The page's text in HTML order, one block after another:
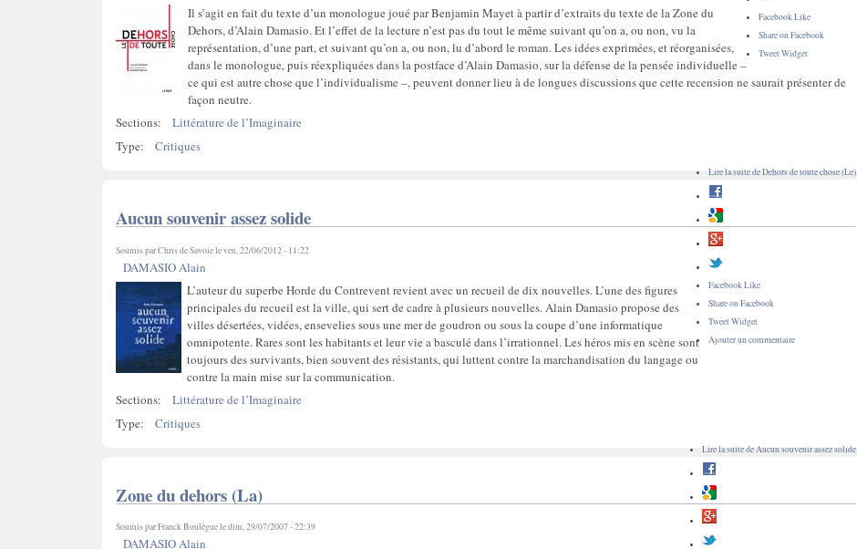
Facebook Like
Share on Facebook
Tweet Widget
Il s’agit en fait du texte d’un monologue joué par Benjamin Mayet à partir d’extraits du texte de la Zone du
Dehors, d’Alain Damasio. Et l’effet de la lecture n’est pas du tout le même suivant qu’on a, ou non, vu la
représentation, d’une part, et suivant qu’on a, ou non, lu d’abord le roman. Les idées exprimées, et réorganisées,
dans le monologue, puis réexpliquées dans la postface d’Alain Damasio, sur la défense de la pensée individuelle –
ce qui est autre chose que l’individualisme –, peuvent donner lieu à de longues discussions que cette recension ne saurait présenter de
façon neutre.
Sections:
Littérature de l’Imaginaire
Type:
Critiques
Lire la suitede Dehors de toute chose (Le)
Facebook Like
Share on Facebook
Tweet Widget
Ajouter un commentaire
Aucun souvenir assez solide
Soumis parChris de Savoiele ven, 22/06/2012 - 11:22
DAMASIO Alain
L’auteur du superbe Horde du Contrevent revient avec un recueil de dix nouvelles. L’une des figures
principales du recueil est la ville, qui sert de cadre à plusieurs nouvelles. Alain Damasio propose des
villes désertées, vidées, ensevelies sous une mer de goudron ou sous la coupe d’une informatique
omnipotente. Rares sont les habitants et leur vie a basculé dans l’irrationnel. Les héros mis en scène sont
toujours des survivants, bien souvent des résistants, qui luttent contre la marchandisation du langage ou
contre la main mise sur la communication.
Sections:
Littérature de l’Imaginaire
Type:
Critiques
Lire la suitede Aucun souvenir assez solide
Zone du dehors (La)
Soumis parFranck Boulèguele dim, 29/07/2007 - 22:39
DAMASIO Alain